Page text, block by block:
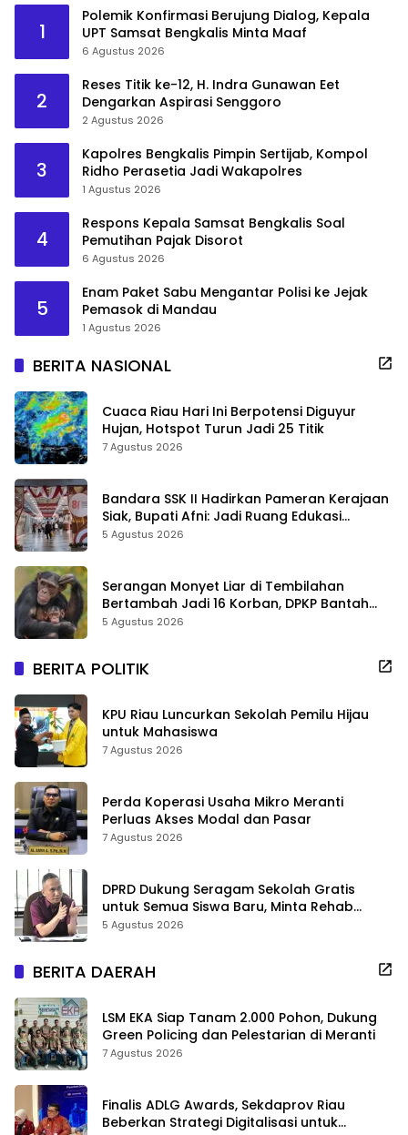
1
Polemik Konfirmasi Berujung Dialog, Kepala
UPT Samsat Bengkalis Minta Maaf
6 Agustus 2026
2
Reses Titik ke-12, H. Indra Gunawan Eet
Dengarkan Aspirasi Senggoro
2 Agustus 2026
3
Kapolres Bengkalis Pimpin Sertijab, Kompol
Ridho Perasetia Jadi Wakapolres
1 Agustus 2026
4
Respons Kepala Samsat Bengkalis Soal
Pemutihan Pajak Disorot
6 Agustus 2026
5
Enam Paket Sabu Mengantar Polisi ke Jejak
Pemasok di Mandau
1 Agustus 2026
BERITA NASIONAL
Cuaca Riau Hari Ini Berpotensi Diguyur
Hujan, Hotspot Turun Jadi 25 Titik
7 Agustus 2026
Bandara SSK II Hadirkan Pameran Kerajaan
Siak, Bupati Afni: Jadi Ruang Edukasi
Sejarah Riau
5 Agustus 2026
Serangan Monyet Liar di Tembilahan
Bertambah Jadi 16 Korban, DPKP Bantah
Video Gerombolan Viral
5 Agustus 2026
BERITA POLITIK
KPU Riau Luncurkan Sekolah Pemilu Hijau
untuk Mahasiswa
7 Agustus 2026
Perda Koperasi Usaha Mikro Meranti
Perluas Akses Modal dan Pasar
7 Agustus 2026
DPRD Dukung Seragam Sekolah Gratis
untuk Semua Siswa Baru, Minta Rehab
Sekolah Jangan Dikurangi
5 Agustus 2026
BERITA DAERAH
LSM EKA Siap Tanam 2.000 Pohon, Dukung
Green Policing dan Pelestarian di Meranti
7 Agustus 2026
Finalis ADLG Awards, Sekdaprov Riau
Beberkan Strategi Digitalisasi untuk